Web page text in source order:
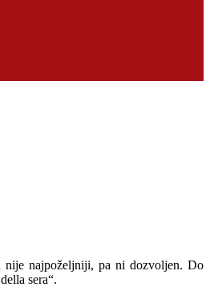
nije najpoželjniji, pa ni dozvoljen. Do
sera“.